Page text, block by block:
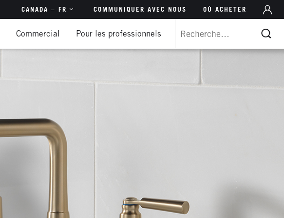
CANADA – FR
Canada – Ang
Chine (中文)
Inde – Ang
NAVIGATION
DES
FONCTIONS
COMMUNIQUER AVEC NOUS OÙ ACHETER
DU
Commercial Pour les professionnels